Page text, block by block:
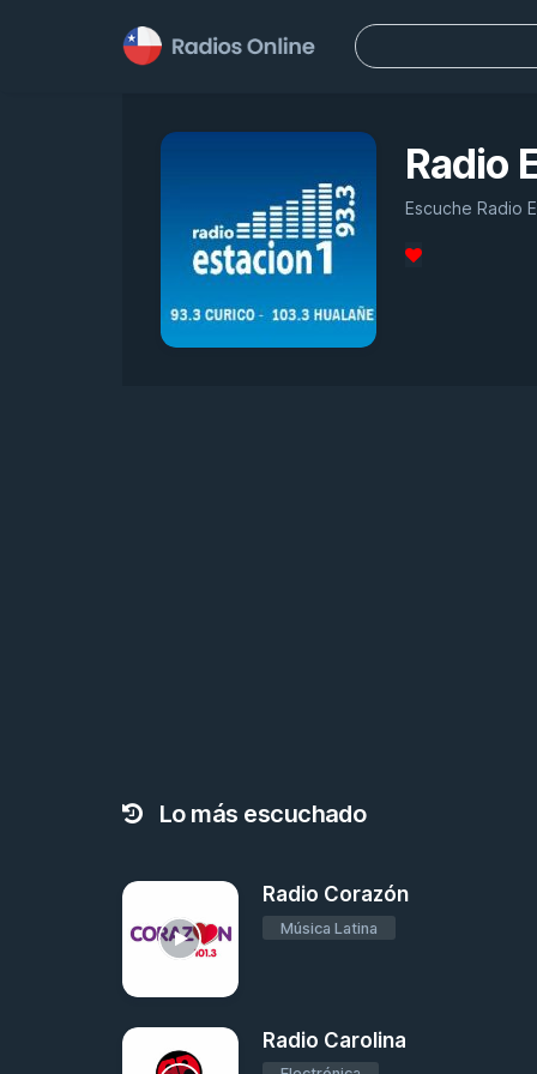
Buscar:
Radio
Escuche Radio
Lo más escuchado
Radio Corazón
Música Latina
Radio Carolina